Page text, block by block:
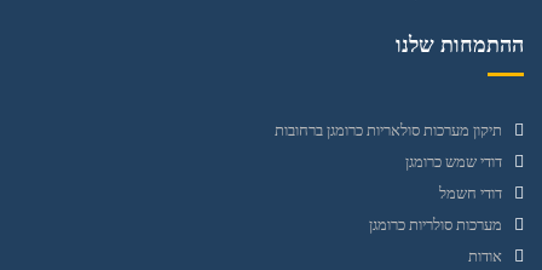
ההתמחות שלנו
תיקון מערכות סולאריות כרומגן ברחובות
דודי שמש כרומגן
דודי חשמל
מערכות סולריות כרומגן
אודות